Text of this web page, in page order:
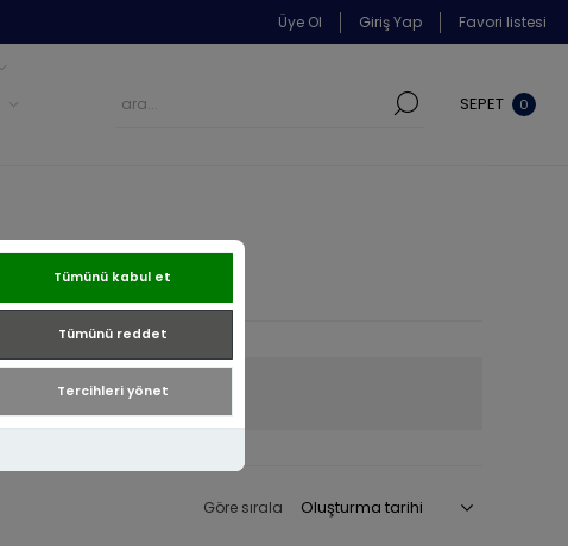
Tümünü kabul et
Tümünü reddet
Tercihleri yönet
Üye Ol Giriş Yap Favori listesi
SEPET 0
Göre sırala